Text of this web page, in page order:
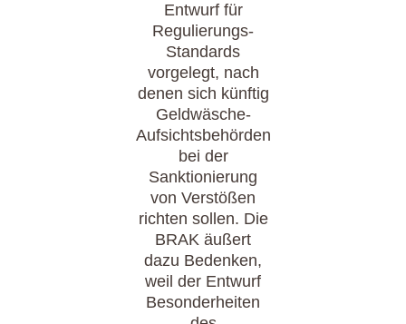
Entwurf für
Regulierungs-
Standards
vorgelegt, nach
denen sich künftig
Geldwäsche-
Aufsichtsbehörden
bei der
Sanktionierung
von Verstößen
richten sollen. Die
BRAK äußert
dazu Bedenken,
weil der Entwurf
Besonderheiten